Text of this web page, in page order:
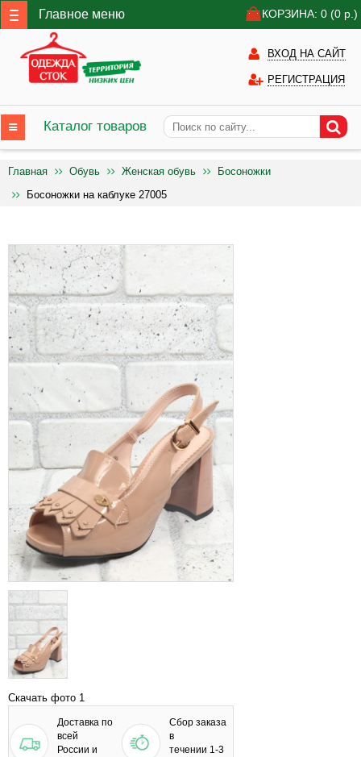
Главное меню КОРЗИНА: 0 (0 р.)
ВХОД НА САЙТ
РЕГИСТРАЦИЯ
Каталог товаров
Главная Обувь Женская обувь
Босоножки
Босоножки на каблуке 27005
Скачать фото 1
Доставка по
всей
России и
Сбор заказа
в
течении 1-3